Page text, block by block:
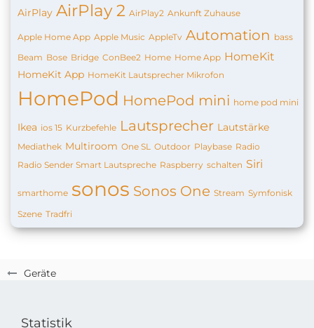
Geräte
AirPlay AirPlay 2 AirPlay2 Ankunft Zuhause
Apple Home App Apple Music AppleTv Automation bass
Beam Bose Bridge ConBee2 Home Home App HomeKit
HomeKit App HomeKit Lautsprecher Mikrofon
HomePod HomePod mini home pod mini
Ikea ios 15 Kurzbefehle Lautsprecher Lautstärke
Mediathek Multiroom One SL Outdoor Playbase Radio
Radio Sender Smart Lautspreche Raspberry schalten Siri
smarthome sonos Sonos One Stream Symfonisk
Szene Tradfri
Statistik